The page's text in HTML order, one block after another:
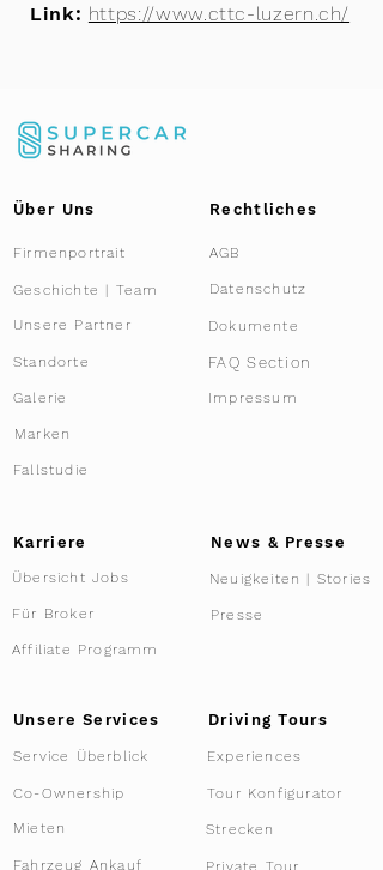
Link: https://www.cttc-luzern.ch/
Über Uns Rechtliches
Firmenportrait AGB
Geschichte | Team
Unsere Partner
Standorte
Galerie
Datenschutz
Dokumente
FAQ Section
Impressum
Marken
Fallstudie
Karriere
Übersicht Jobs
Für Broker
Affiliate Programm
News & Presse
Neuigkeiten | Stories
Presse
Unsere Services
Service Überblick
Mieten
Co-Ownership
Fahrzeug Ankauf
Driving Tours
Experiences
Tour Konfigurator
Strecken
Private Tour